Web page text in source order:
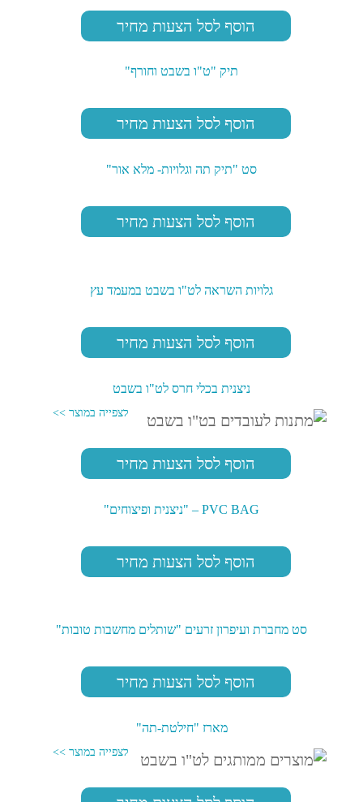
הוסף לסל הצעות מחיר
תיק "ט"ו בשבט וחורף"
הוסף לסל הצעות מחיר
סט "תיק תה וגלויות- מלא אור"
הוסף לסל הצעות מחיר
גלויות השראה לט"ו בשבט במעמד עץ
הוסף לסל הצעות מחיר
ניצנית בכלי חרס לט"ו בשבט
הוסף לסל הצעות מחיר
PVC BAG – "ניצנית ופיצוחים"
הוסף לסל הצעות מחיר
סט מחברת ועיפרון זרעים "שותלים מחשבות טובות"
הוסף לסל הצעות מחיר
מארז "חילטת-תה"